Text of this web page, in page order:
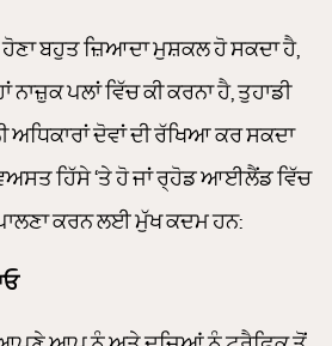
ਬਹੁਤ ਜ਼ਿਆਦਾ ਮੁਸ਼ਕਲ ਹੋ ਸਕਦਾ ਹੈ,
ਨਾਜ਼ੁਕ ਪਲਾਂ ਵਿੱਚ ਕੀ ਕਰਨਾ ਹੈ, ਤੁਹਾਡੀ
ਅਧਿਕਾਰਾਂ ਦੋਵਾਂ ਦੀ ਰੱਖਿਆ ਕਰ ਸਕਦਾ
ਹਿੱਸੇ ‘ਤੇ ਹੋ ਜਾਂ ਰ੍ਹੋਡ ਆਈਲੈਂਡ ਵਿੱਚ
ਕਰਨ ਲਈ ਮੁੱਖ ਕਦਮ ਹਨ: